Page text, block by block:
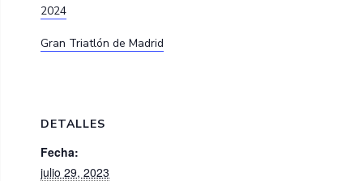
2024
Gran Triatlón de Madrid
DETALLES
Fecha:
julio 29, 2023